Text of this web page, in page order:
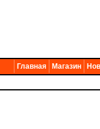
Главная Магазин